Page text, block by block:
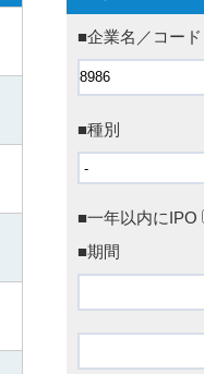
■企業名／コード
■種別
■一年以内にIPO
■期間